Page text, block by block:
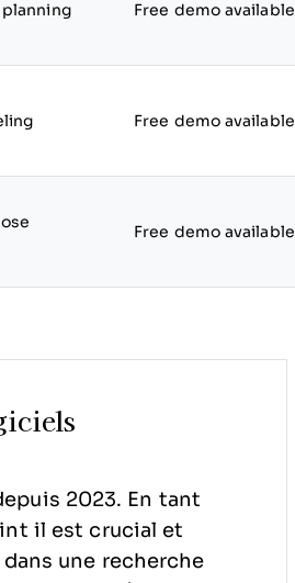
Free demo available
Free demo available
Free demo available
2023. En tant
il est crucial et
une recherche